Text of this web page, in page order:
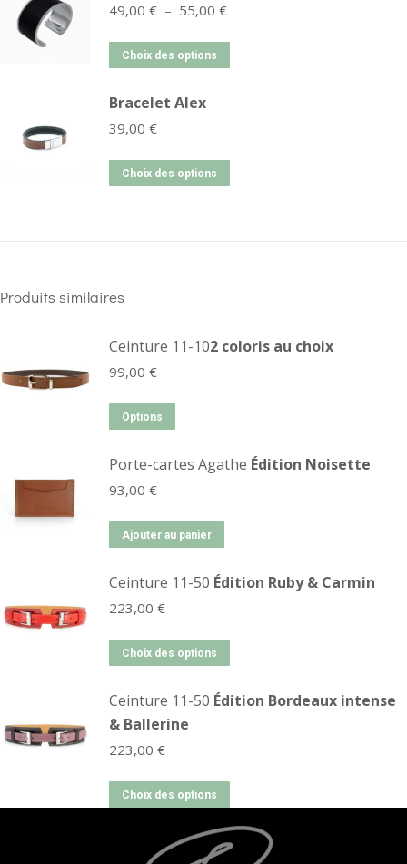
49,00 € – 55,00 €
Choix des options
Bracelet Alex
39,00 €
Choix des options
Produits similaires
Ceinture 11-102 coloris au choix
99,00 €
Options
Porte-cartes Agathe Édition Noisette
93,00 €
Ajouter au panier
Ceinture 11-50 Édition Ruby & Carmin
223,00 €
Choix des options
Ceinture 11-50 Édition Bordeaux intense
& Ballerine
223,00 €
Choix des options